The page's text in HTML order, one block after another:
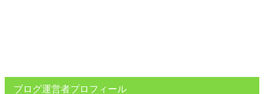
ブログ運営者プロフィール